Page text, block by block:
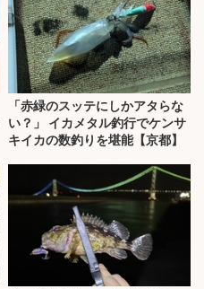
「赤緑のスッテにしかアタらな
い？」 イカメタル釣行でケンサ
キイカの数釣りを堪能【京都】